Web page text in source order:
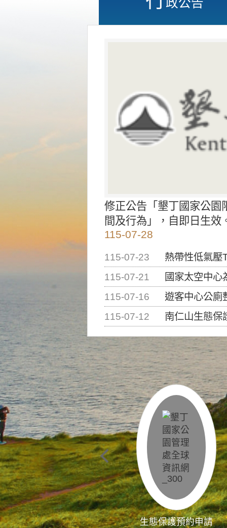
修正公告「墾丁國家公園
間及行為」，自即日生效
115-07-28
115-07-23
熱帶性低氣壓
115-07-21
國家太空中心為辦理
115-07-16
遊客中心公廁
115-07-12
南仁山生態保護區步道已完成
生態保護預約申請